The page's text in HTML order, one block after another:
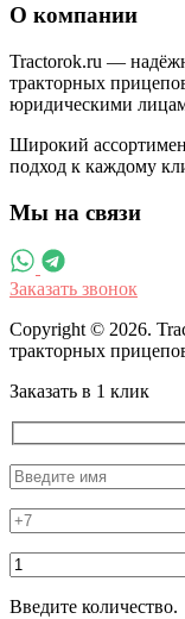
О компании
Tractorok.ru —
тракторных
юридическими
Широкий
подход к каждому
Мы на связи
Заказать звонок
Copyright © 2026.
тракторных
Заказать в 1 клик
Введите количество.